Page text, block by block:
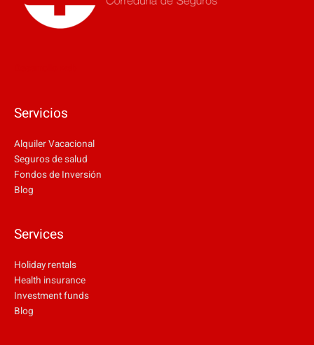
Servicios
Alquiler Vacacional
Seguros de salud
Fondos de Inversión
Blog
Services
Holiday rentals
Health insurance
Investment funds
Blog